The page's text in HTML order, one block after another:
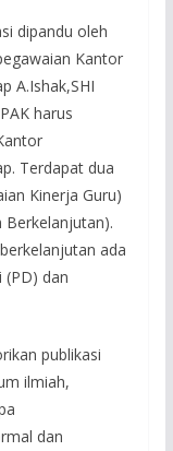
dipandu oleh
Kantor
A.Ishak,SHI
harus
Terdapat dua
Kinerja Guru)
Berkelanjutan).
ada
(PD) dan
publikasi
ilmiah,
dan